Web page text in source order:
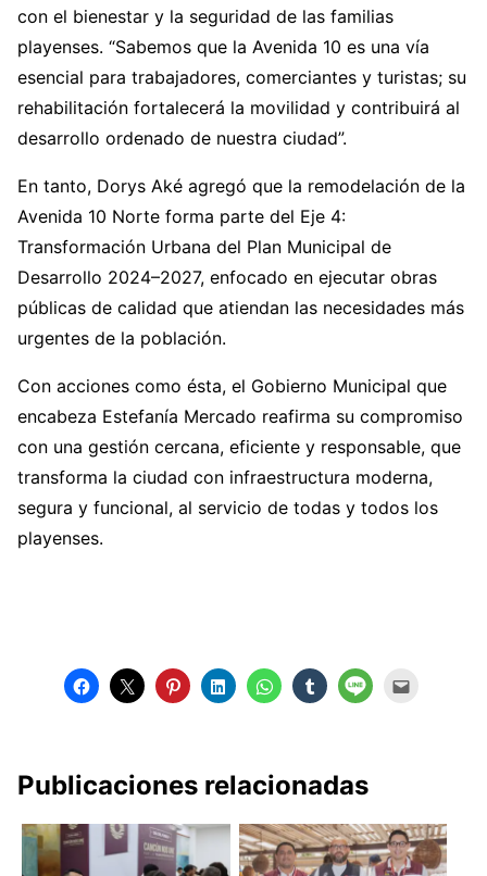
con el bienestar y la seguridad de las familias
playenses. “Sabemos que la Avenida 10 es una vía
esencial para trabajadores, comerciantes y turistas; su
rehabilitación fortalecerá la movilidad y contribuirá al
desarrollo ordenado de nuestra ciudad”.
En tanto, Dorys Aké agregó que la remodelación de la
Avenida 10 Norte forma parte del Eje 4:
Transformación Urbana del Plan Municipal de
Desarrollo 2024–2027, enfocado en ejecutar obras
públicas de calidad que atiendan las necesidades más
urgentes de la población.
Con acciones como ésta, el Gobierno Municipal que
encabeza Estefanía Mercado reafirma su compromiso
con una gestión cercana, eficiente y responsable, que
transforma la ciudad con infraestructura moderna,
segura y funcional, al servicio de todas y todos los
playenses.
Publicaciones relacionadas